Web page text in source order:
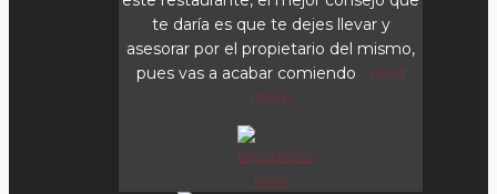
te daría es que te dejes llevar y
asesorar por el propietario del mismo,
pues vas a acabar comiendo... read
more